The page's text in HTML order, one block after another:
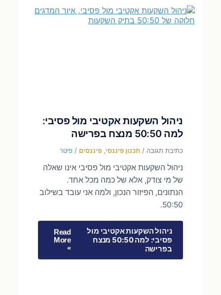
ניהול השקעות אקטיבי מול פסיבי:
למה 50:50 מנצח בפרישה
כתיבת תגובה /תכנון פיננסי,פיננסים /פיטר
ניהול השקעות אקטיבי מול פסיבי אינו שאלה
של מי צודק, אלא של כמה מכל אחד.
הנתונים, הפיזור הנכון, ולמה אני עובד בשילוב
50:50.
ניהול השקעות אקטיבי מול
פסיבי: למה 50:50 מנצח
בפרישה
Read
More
»